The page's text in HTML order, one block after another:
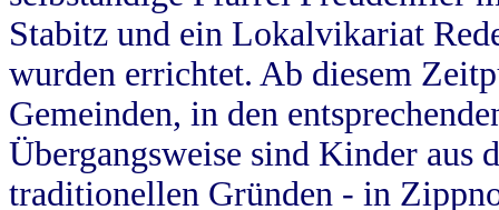
Stabitz und ein Lokalvikariat
wurden errichtet. Ab diesem
Gemeinden, in den
Übergangsweise sind Kinder aus
traditionellen Gründen - in